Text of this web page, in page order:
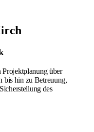
Projektplanung über
bis hin zu Betreuung,
des